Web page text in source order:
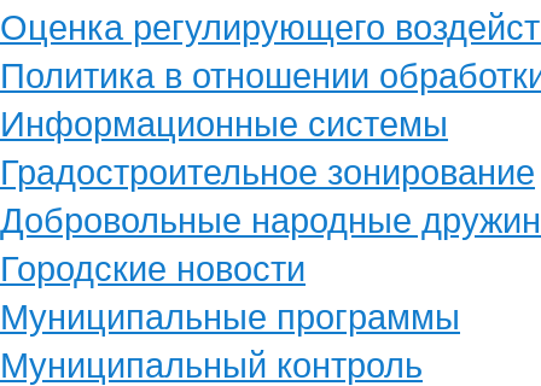
Оценка регулирующего
Политика в отношении
Информационные системы
Градостроительное зонирование
Добровольные народные
Городские новости
Муниципальные программы
Муниципальный контроль